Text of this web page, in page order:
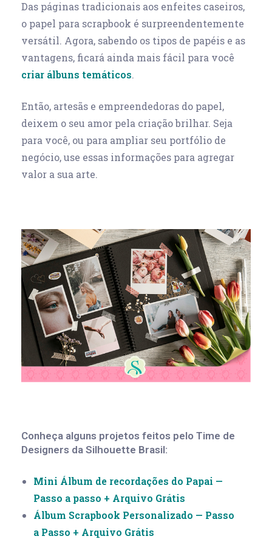
Das páginas tradicionais aos enfeites caseiros,
o papel para scrapbook é surpreendentemente
versátil. Agora, sabendo os tipos de papéis e as
vantagens, ficará ainda mais fácil para você
criar álbuns temáticos.
Então, artesãs e empreendedoras do papel,
deixem o seu amor pela criação brilhar. Seja
para você, ou para ampliar seu portfólio de
negócio, use essas informações para agregar
valor a sua arte.
Conheça alguns projetos feitos pelo Time de
Designers da Silhouette Brasil:
Mini Álbum de recordações do Papai —
Passo a passo + Arquivo Grátis
Álbum Scrapbook Personalizado — Passo
a Passo + Arquivo Grátis